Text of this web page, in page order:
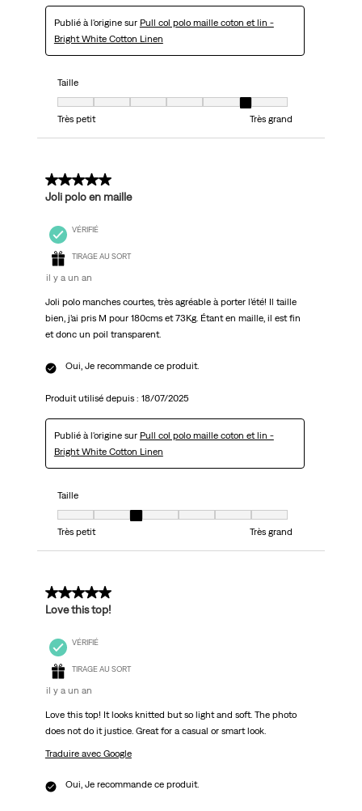
Publié à l'origine sur Pull col polo maille coton et lin -
Bright White Cotton Linen
Taille
Très petit
Très grand
5 sur 5 étoiles.
Joli polo en maille
VÉRIFIÉ
TIRAGE AU SORT
il y a un an
Joli polo manches courtes, très agréable à porter l’été! Il taille
bien, j’ai pris M pour 180cms et 73Kg. Étant en maille, il est fin
et donc un poil transparent.
Oui, Je recommande ce produit.
Produit utilisé depuis : 18/07/2025
Publié à l'origine sur Pull col polo maille coton et lin -
Bright White Cotton Linen
Taille
Très petit
Très grand
5 sur 5 étoiles.
Love this top!
VÉRIFIÉ
TIRAGE AU SORT
il y a un an
Love this top! It looks knitted but so light and soft. The photo
does not do it justice. Great for a casual or smart look.
Traduire avec Google
Oui, Je recommande ce produit.